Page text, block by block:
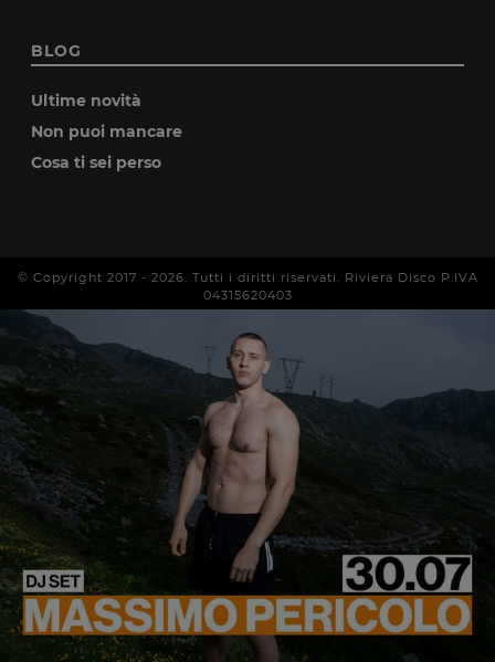
BLOG
Ultime novità
Non puoi mancare
Cosa ti sei perso
© Copyright 2017 - 2026 . Tutti i diritti riservati. Riviera Disco P.IVA
04315620403